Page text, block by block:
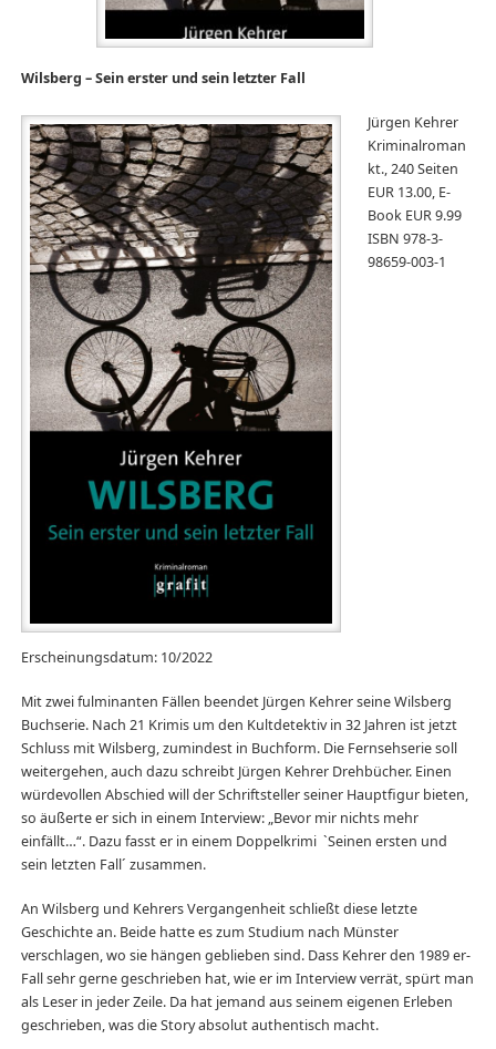
Wilsberg – Sein erster und sein letzter Fall
Jürgen Kehrer
Kriminalroman
kt., 240 Seiten
EUR 13.00, E-
Book EUR 9.99
ISBN 978-3-
98659-003-1
Erscheinungsdatum: 10/2022
Mit zwei fulminanten Fällen beendet Jürgen Kehrer seine Wilsberg
Buchserie. Nach 21 Krimis um den Kultdetektiv in 32 Jahren ist jetzt
Schluss mit Wilsberg, zumindest in Buchform. Die Fernsehserie soll
weitergehen, auch dazu schreibt Jürgen Kehrer Drehbücher. Einen
würdevollen Abschied will der Schriftsteller seiner Hauptfigur bieten,
so äußerte er sich in einem Interview: „Bevor mir nichts mehr
einfällt…“. Dazu fasst er in einem Doppelkrimi `Seinen ersten und
sein letzten Fall´ zusammen.
An Wilsberg und Kehrers Vergangenheit schließt diese letzte
Geschichte an. Beide hatte es zum Studium nach Münster
verschlagen, wo sie hängen geblieben sind. Dass Kehrer den 1989 er-
Fall sehr gerne geschrieben hat, wie er im Interview verrät, spürt man
als Leser in jeder Zeile. Da hat jemand aus seinem eigenen Erleben
geschrieben, was die Story absolut authentisch macht.